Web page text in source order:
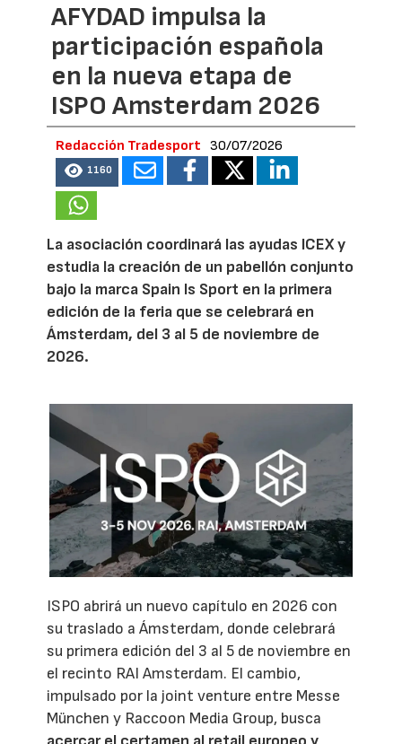
AFYDAD impulsa la
participación española
en la nueva etapa de
ISPO Amsterdam 2026
Redacción Tradesport 30/07/2026
1160
La asociación coordinará las ayudas ICEX y
estudia la creación de un pabellón conjunto
bajo la marca Spain Is Sport en la primera
edición de la feria que se celebrará en
Ámsterdam, del 3 al 5 de noviembre de
2026.
ISPO abrirá un nuevo capítulo en 2026 con
su traslado a Ámsterdam, donde celebrará
su primera edición del 3 al 5 de noviembre en
el recinto RAI Amsterdam. El cambio,
impulsado por la joint venture entre Messe
München y Raccoon Media Group, busca